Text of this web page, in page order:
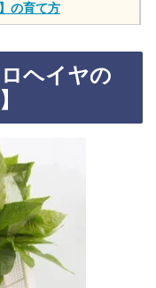
の育て方
ヘイヤの